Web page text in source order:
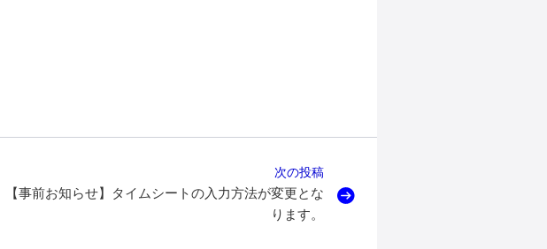
次の投稿
【事前お知らせ】タイムシートの入力方法が変更とな
ります。